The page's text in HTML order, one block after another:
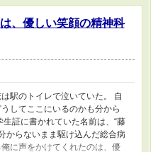
、優しい笑顔の精神科
駅のトイレで泣いていた。 自
してここにいるのかも分から
生証に書かれていた名前は、“藤
からないまま駆け込んだ総合病
に声をかけてくれたのは、優